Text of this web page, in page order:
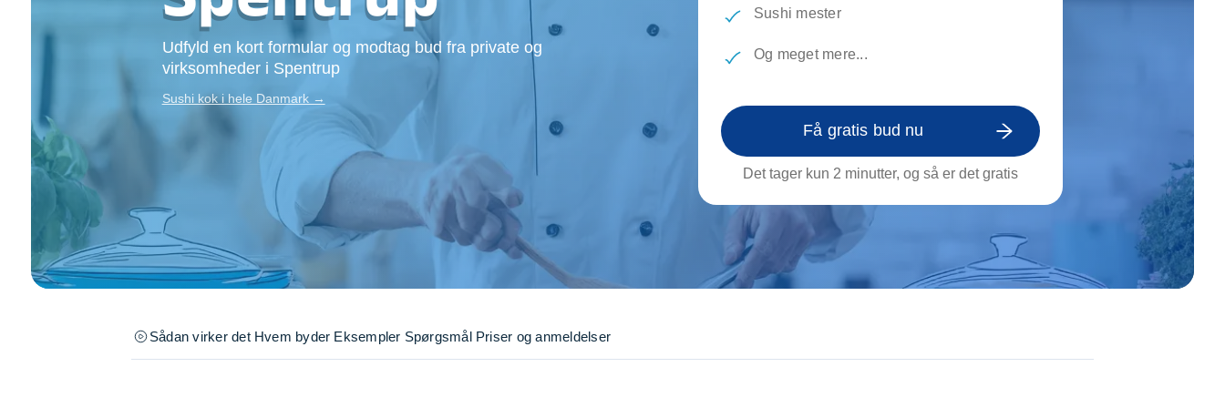
Opsætning af skillevæg
Reparation af tagrende
Træfældning
Tunge løft
TV installation og opsætning
Udflytnings rengøring
Se alle...
Udfyld en kort formular og modtag bud fra private og
virksomheder i Spentrup
Sushi kok i hele Danmark →
Sushi mester
Og meget mere...
Få gratis bud nu
Det tager kun 2 minutter, og så er det gratis
Sådan virker det Hvem byder Eksempler Spørgsmål Priser og anmeldelser